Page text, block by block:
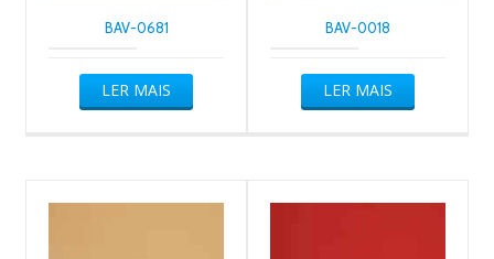
BAV-0681
LER MAIS
BAV-0018
LER MAIS